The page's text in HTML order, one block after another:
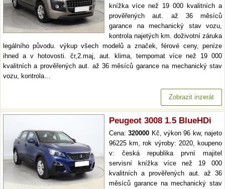
knížka více než 19 000 kvalitních a
prověřených aut. až 36 měsíců
garance na mechanický stav vozu,
kontrola najetých km. doživotní záruka
legálního původu. výkup všech modelů a značek, férové ceny, peníze
ihned a v hotovosti. čr,2.maj, aut. klima, tempomat více než 19 000
kvalitních a prověřených aut. až 36 měsíců garance na mechanický stav
vozu, kontrola…
Zobrazit inzerát
Peugeot 3008 1.5 BlueHDi
Cena:320000 Kč, výkon 96 kw, najeto
96225 km, rok výroby: 2020, koupeno
v: česká republika první majitel
servisní knížka více než 19 000
kvalitních a prověřených aut. až 36
měsíců garance na mechanický stav